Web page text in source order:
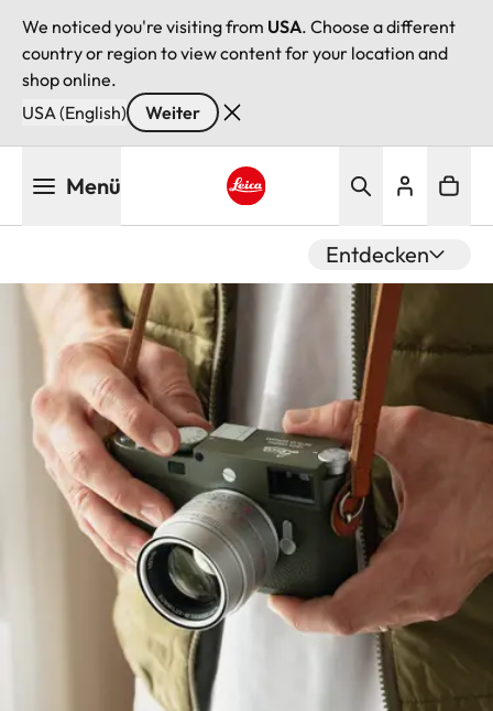
We noticed you're visiting from USA. Choose a different
country or region to view content for your location and
shop online.
USA (English)
Weiter
Menü
Entdecken